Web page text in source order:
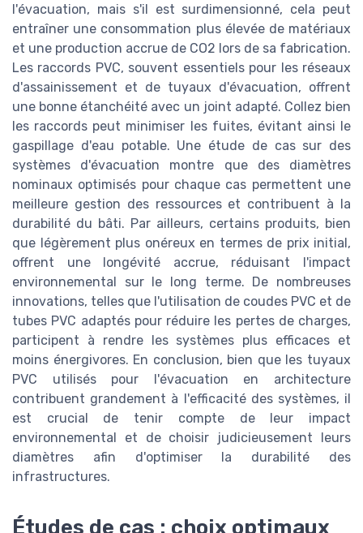
l'évacuation, mais s'il est surdimensionné, cela peut
entraîner une consommation plus élevée de matériaux
et une production accrue de CO2 lors de sa fabrication.
Les raccords PVC, souvent essentiels pour les réseaux
d'assainissement et de tuyaux d'évacuation, offrent
une bonne étanchéité avec un joint adapté. Collez bien
les raccords peut minimiser les fuites, évitant ainsi le
gaspillage d'eau potable. Une étude de cas sur des
systèmes d'évacuation montre que des diamètres
nominaux optimisés pour chaque cas permettent une
meilleure gestion des ressources et contribuent à la
durabilité du bâti. Par ailleurs, certains produits, bien
que légèrement plus onéreux en termes de prix initial,
offrent une longévité accrue, réduisant l'impact
environnemental sur le long terme. De nombreuses
innovations, telles que l'utilisation de coudes PVC et de
tubes PVC adaptés pour réduire les pertes de charges,
participent à rendre les systèmes plus efficaces et
moins énergivores. En conclusion, bien que les tuyaux
PVC utilisés pour l'évacuation en architecture
contribuent grandement à l'efficacité des systèmes, il
est crucial de tenir compte de leur impact
environnemental et de choisir judicieusement leurs
diamètres afin d'optimiser la durabilité des
infrastructures.
Études de cas : choix optimaux